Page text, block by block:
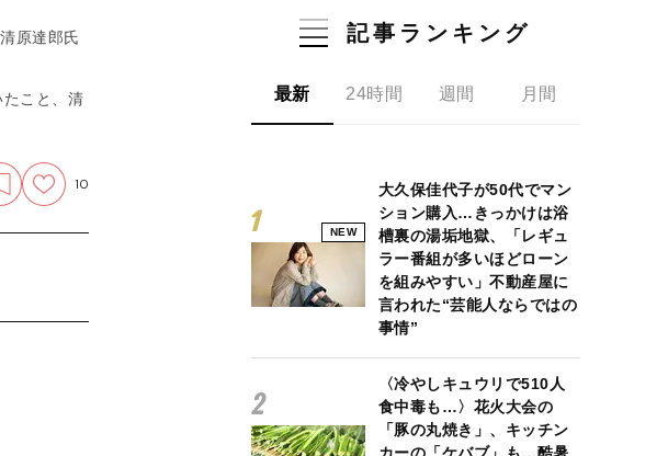
原達郎氏
こと、清
10
記事ランキング
最新 24時間 週間 月間
NEW
大久保佳代子が50代でマン
ション購入…きっかけは浴
槽裏の湯垢地獄、「レギュ
ラー番組が多いほどローン
を組みやすい」不動産屋に
言われた“芸能人ならではの
事情”
〈冷やしキュウリで510人
食中毒も…〉花火大会の
「豚の丸焼き」、キッチン